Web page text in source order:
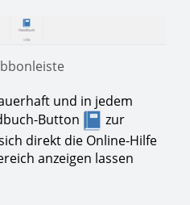
und in jedem
Button
zur
direkt die Online-Hilfe
anzeigen lassen